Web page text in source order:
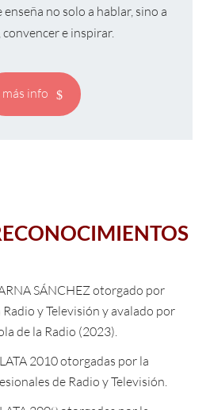
no solo a hablar, sino a
e inspirar.
más info
SÁNCHEZ otorgado por
Radio y Televisión y avalado por
de la Radio (2023).
2010 otorgadas por la
de Radio y Televisión.